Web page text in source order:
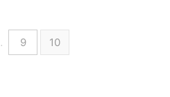
9 10